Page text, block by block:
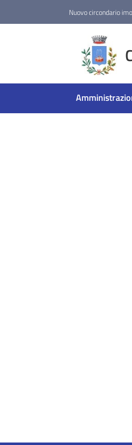
Nuovo circondario